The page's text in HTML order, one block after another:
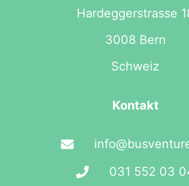
Hardeggerstrasse
3008 Bern
Schweiz
Kontakt
031 552 03